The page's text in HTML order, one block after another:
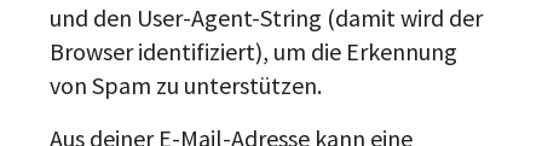
und den User-Agent-String (damit wird der
Browser identifiziert), um die Erkennung
von Spam zu unterstützen.
Aus deiner E-Mail-Adresse kann eine